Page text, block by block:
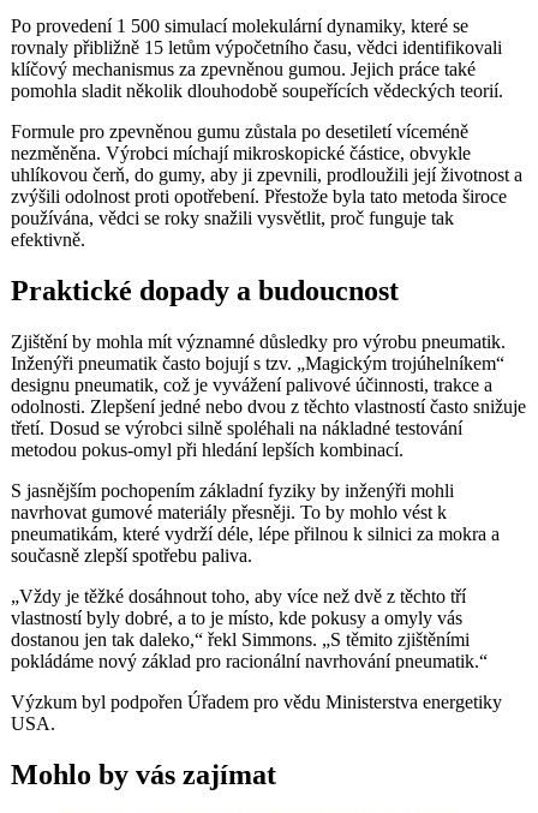
Po provedení 1 500 simulací molekulární dynamiky, které se
rovnaly přibližně 15 letům výpočetního času, vědci identifikovali
klíčový mechanismus za zpevněnou gumou. Jejich práce také
pomohla sladit několik dlouhodobě soupeřících vědeckých teorií.
Formule pro zpevněnou gumu zůstala po desetiletí víceméně
nezměněna. Výrobci míchají mikroskopické částice, obvykle
uhlíkovou čerň, do gumy, aby ji zpevnili, prodloužili její životnost a
zvýšili odolnost proti opotřebení. Přestože byla tato metoda široce
používána, vědci se roky snažili vysvětlit, proč funguje tak
efektivně.
Praktické dopady a budoucnost
Zjištění by mohla mít významné důsledky pro výrobu pneumatik.
Inženýři pneumatik často bojují s tzv. „Magickým trojúhelníkem“
designu pneumatik, což je vyvážení palivové účinnosti, trakce a
odolnosti. Zlepšení jedné nebo dvou z těchto vlastností často snižuje
třetí. Dosud se výrobci silně spoléhali na nákladné testování
metodou pokus-omyl při hledání lepších kombinací.
S jasnějším pochopením základní fyziky by inženýři mohli
navrhovat gumové materiály přesněji. To by mohlo vést k
pneumatikám, které vydrží déle, lépe přilnou k silnici za mokra a
současně zlepší spotřebu paliva.
„Vždy je těžké dosáhnout toho, aby více než dvě z těchto tří
vlastností byly dobré, a to je místo, kde pokusy a omyly vás
dostanou jen tak daleko,“ řekl Simmons. „S těmito zjištěními
pokládáme nový základ pro racionální navrhování pneumatik.“
Výzkum byl podpořen Úřadem pro vědu Ministerstva energetiky
USA.
Mohlo by vás zajímat